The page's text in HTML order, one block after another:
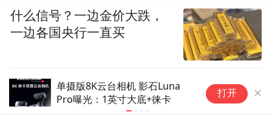
单摄版8K云台相机 影石Luna
Pro曝光：1英寸大底+徕卡
打开
什么信号？一边金价大跌，
一边各国央行一直买